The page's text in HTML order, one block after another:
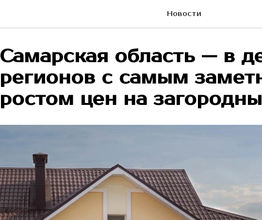
Новости
Самарская область — в
регионов с самым
ростом цен на